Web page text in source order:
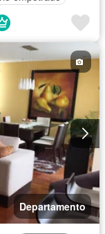
Cuarto de servicio
Jardín
amoblar
Departamento